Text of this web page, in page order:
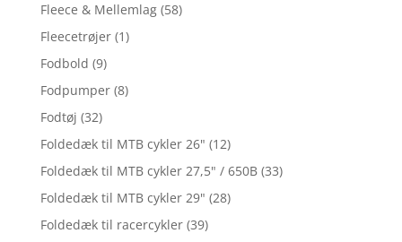
Fleece & Mellemlag (58)
Fleecetrøjer (1)
Fodbold (9)
Fodpumper (8)
Fodtøj (32)
Foldedæk til MTB cykler 26" (12)
Foldedæk til MTB cykler 27,5" / 650B (33)
Foldedæk til MTB cykler 29" (28)
Foldedæk til racercykler (39)